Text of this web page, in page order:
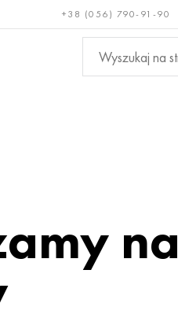
+38 (056) 790-91-90
Metale
nieżelazne
na